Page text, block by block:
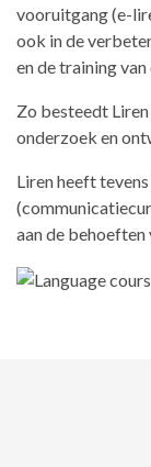
vooruitgang (e-
ook in de
en de training
Zo besteedt
onderzoek en
Liren heeft
aan de